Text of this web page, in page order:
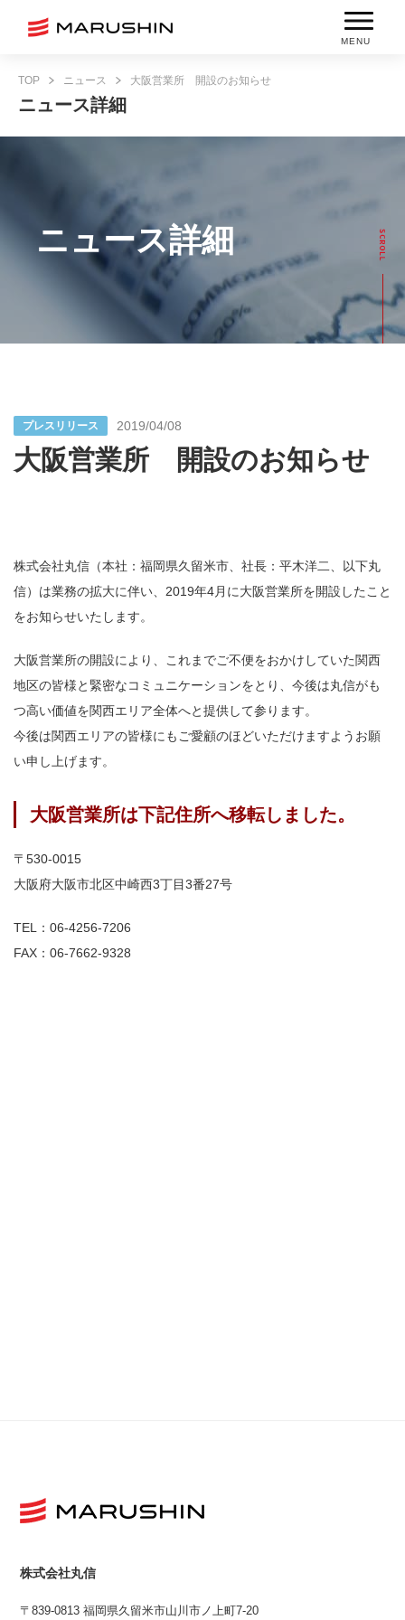
MENU
TOP ニュース 大阪営業所 開設のお知らせ
ニュース詳細
ニュース詳細
プレスリリース 2019/04/08
大阪営業所 開設のお知らせ
株式会社丸信（本社：福岡県久留米市、社長：平木洋二、以下丸
信）は業務の拡大に伴い、2019年4月に大阪営業所を開設したこと
をお知らせいたします。
大阪営業所の開設により、これまでご不便をおかけしていた関西
地区の皆様と緊密なコミュニケーションをとり、今後は丸信がも
つ高い価値を関西エリア全体へと提供して参ります。
今後は関西エリアの皆様にもご愛顧のほどいただけますようお願
い申し上げます。
大阪営業所は下記住所へ移転しました。
〒530-0015
大阪府大阪市北区中崎西3丁目3番27号
TEL：06-4256-7206
FAX：06-7662-9328
株式会社丸信
〒839-0813 福岡県久留米市山川市ノ上町7-20